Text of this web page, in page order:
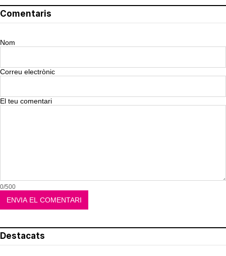
Comentaris
Nom
Correu electrònic
El teu comentari
0/500
Destacats